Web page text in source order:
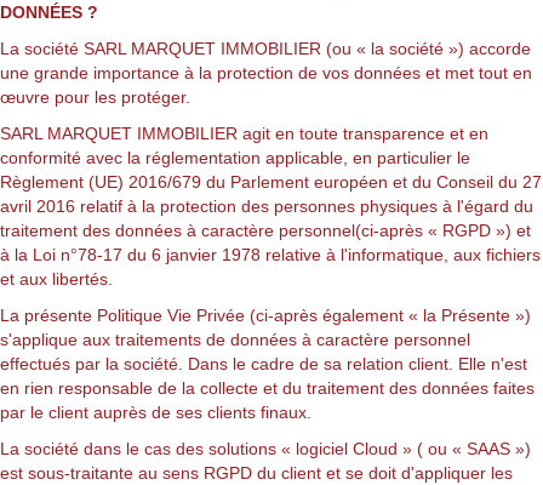
DONNÉES ?
La société SARL MARQUET IMMOBILIER (ou « la société ») accorde
une grande importance à la protection de vos données et met tout en
œuvre pour les protéger.
SARL MARQUET IMMOBILIER agit en toute transparence et en
conformité avec la réglementation applicable, en particulier le
Règlement (UE) 2016/679 du Parlement européen et du Conseil du 27
avril 2016 relatif à la protection des personnes physiques à l'égard du
traitement des données à caractère personnel(ci-après « RGPD ») et
à la Loi n°78-17 du 6 janvier 1978 relative à l'informatique, aux fichiers
et aux libertés.
La présente Politique Vie Privée (ci-après également « la Présente »)
s'applique aux traitements de données à caractère personnel
effectués par la société. Dans le cadre de sa relation client. Elle n'est
en rien responsable de la collecte et du traitement des données faites
par le client auprès de ses clients finaux.
La société dans le cas des solutions « logiciel Cloud » ( ou « SAAS »)
est sous-traitante au sens RGPD du client et se doit d'appliquer les